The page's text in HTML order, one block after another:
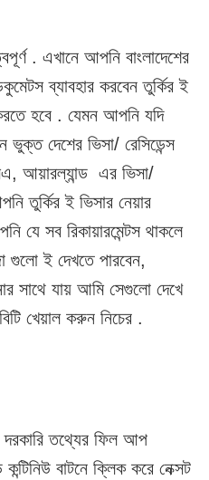
. এখানে আপনি বাংলাদেশের
ব্যাবহার করবেন তুর্কির ই
হবে . যেমন আপনি যদি
দেশের ভিসা/ রেসিডেন্স
আয়ারল্যান্ড এর ভিসা/
তুর্কির ই ভিসার নেয়ার
সব রিকায়ারমেন্টস থাকলে
গুলো ই দেখতে পারবেন,
যায় আমি সেগুলো দেখে
খেয়াল করুন নিচের .
তথ্যের ফিল আপ
বাটনে ক্লিক করে নেক্সট